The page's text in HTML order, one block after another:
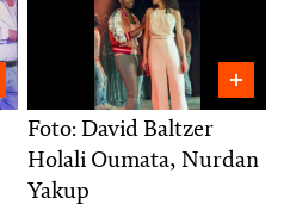
Foto: David Baltzer
Holali Oumata, Nurdan
Yakup